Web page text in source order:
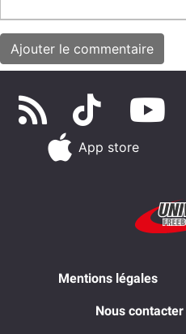
App store
Mentions légales
Nous contacter